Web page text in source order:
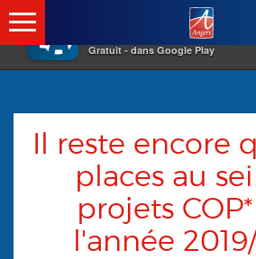
×
Gratuit - dans Google Play
Il reste encore
places au
projets
l'année